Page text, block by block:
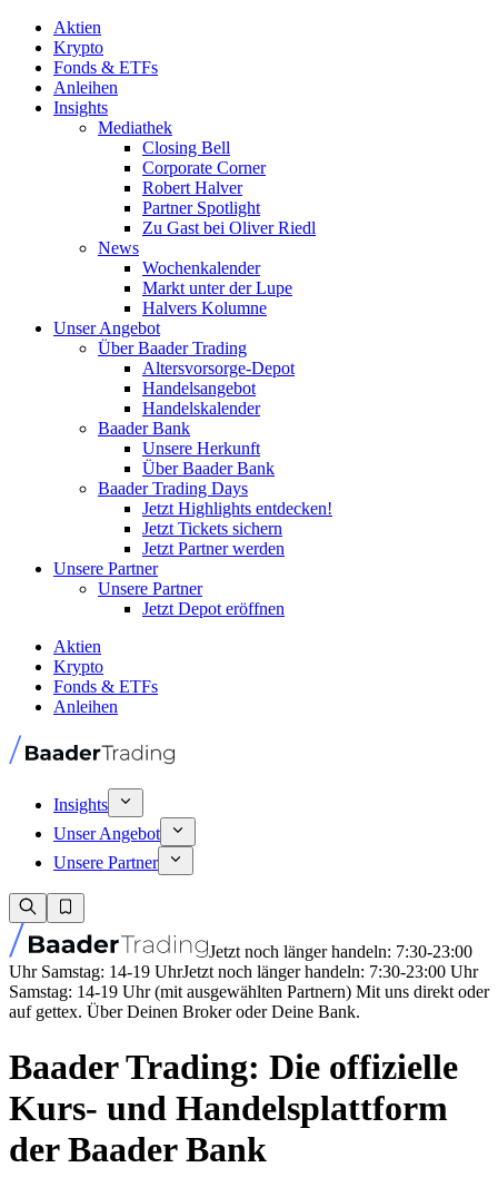
Aktien
Krypto
Fonds & ETFs
Anleihen
Insights
Mediathek
Closing Bell
Corporate Corner
Robert Halver
Partner Spotlight
Zu Gast bei Oliver Riedl
News
Wochenkalender
Markt unter der Lupe
Halvers Kolumne
Unser Angebot
Über Baader Trading
Altersvorsorge-Depot
Handelsangebot
Handelskalender
Baader Bank
Unsere Herkunft
Über Baader Bank
Baader Trading Days
Jetzt Highlights entdecken!
Jetzt Tickets sichern
Jetzt Partner werden
Unsere Partner
Unsere Partner
Jetzt Depot eröffnen
Aktien
Krypto
Fonds & ETFs
Anleihen
Insights
Unser Angebot
Unsere Partner
Jetzt noch länger handeln: 7:30-23:00
Uhr Samstag: 14-19 UhrJetzt noch länger handeln: 7:30-23:00 Uhr
Samstag: 14-19 Uhr (mit ausgewählten Partnern) Mit uns direkt oder
auf gettex. Über Deinen Broker oder Deine Bank.
Baader Trading: Die offizielle
Kurs- und Handelsplattform
der Baader Bank